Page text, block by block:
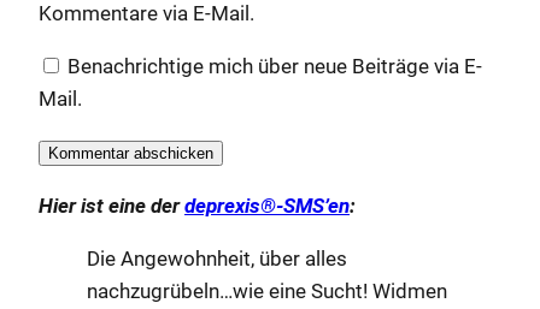
Kommentare via E-Mail.
Benachrichtige mich über neue Beiträge via E-
Mail.
Hier ist eine derdeprexis®-SMS’en:
Die Angewohnheit, über alles
nachzugrübeln…wie eine Sucht! Widmen